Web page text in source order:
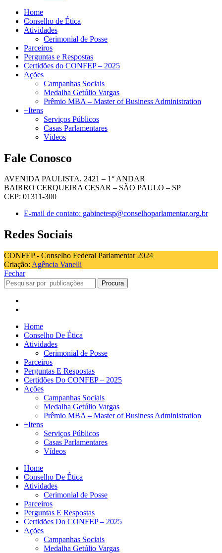
Home
Conselho de Ética
Atividades
Cerimonial de Posse
Parceiros
Perguntas e Respostas
Certidões do CONFEP – 2025
Ações
Campanhas Sociais
Medalha Getúlio Vargas
Prêmio MBA – Master of Business Administration
+Itens
Serviços Públicos
Casas Parlamentares
Vídeos
Fale Conosco
AVENIDA PAULISTA, 2421 – 1° ANDAR
BAIRRO CERQUEIRA CESAR – SÃO PAULO – SP
CEP: 01311-300
E-mail de contato: gabinetesp@conselhoparlamentar.org.br
Redes Sociais
CONFEP - Conselho Federal Parlamentar 2024
Criação: Agência Vanelli
Fechar
Procura
Home
Conselho De Ética
Atividades
Cerimonial de Posse
Parceiros
Perguntas E Respostas
Certidões Do CONFEP – 2025
Ações
Campanhas Sociais
Medalha Getúlio Vargas
Prêmio MBA – Master of Business Administration
+Itens
Serviços Públicos
Casas Parlamentares
Vídeos
Home
Conselho De Ética
Atividades
Cerimonial de Posse
Parceiros
Perguntas E Respostas
Certidões Do CONFEP – 2025
Ações
Campanhas Sociais
Medalha Getúlio Vargas